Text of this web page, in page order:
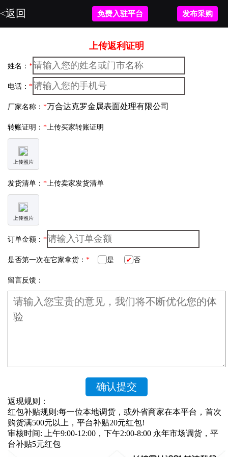
<返回 免费入驻平台 发布采购
上传返利证明
姓名： *
电话： *
厂家名称： *
转账证明： *上传买家转账证明
上传照片
发货清单： * 上传卖家发货清单
上传照片
订单金额： *
是否第一次在它家拿货： * 是 否
留言反馈：
返现规则：
红包补贴规则:每一位本地调货，或外省商家在本平台，首次
购货满500元以上，平台补贴20元红包!
审核时间: 上午9:00-12:00，下午2:00-8:00 永年市场调货，平
台补贴5元红包